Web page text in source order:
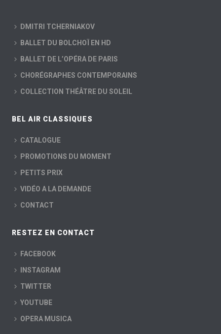
DMITRI TCHERNIAKOV
BALLET DU BOLCHOÏ EN HD
BALLET DE L’OPÉRA DE PARIS
CHORÉGRAPHES CONTEMPORAINS
COLLECTION THÉÂTRE DU SOLEIL
BEL AIR CLASSIQUES
CATALOGUE
PROMOTIONS DU MOMENT
PETITS PRIX
VIDÉO A LA DEMANDE
CONTACT
RESTEZ EN CONTACT
FACEBOOK
INSTAGRAM
TWITTER
YOUTUBE
OPERA MUSICA